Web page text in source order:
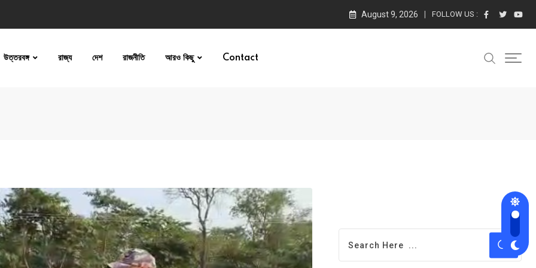
August 9, 2026 FOLLOW US :
উত্তরবঙ্গ রাজ্য দেশ রাজনীতি আরও কিছু Contact